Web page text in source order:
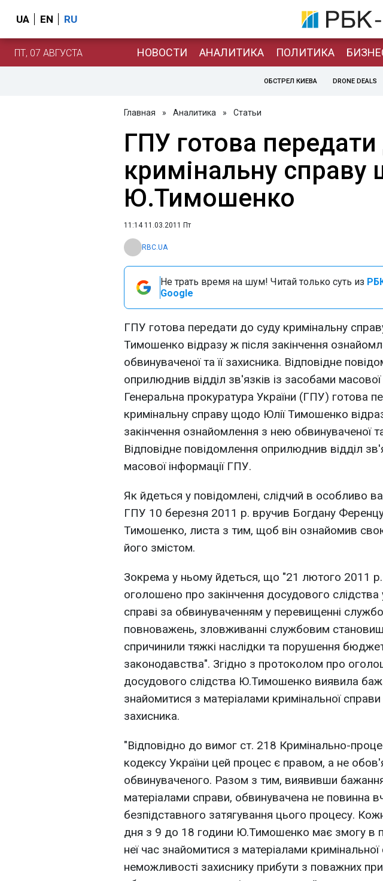
UA EN RU
ПТ, 07 АВГУСТА НОВОСТИ АНАЛИТИКА ПОЛИТИКА
ОБСТРЕЛ КИЕВА DRONE DEALS
Главная » Аналитика » Статьи
ГПУ готова передати
кримінальну справу
Ю.Тимошенко
11:14 11.03.2011 Пт
RBC.UA
Не трать время на шум! Читай только суть из
Google
ГПУ готова передати до суду кримінальну
Тимошенко відразу ж після закінчення
обвинуваченої та її захисника. Відповідне
оприлюднив відділ зв'язків із засобами
Генеральна прокуратура України (ГПУ) готова
кримінальну справу щодо Юлії Тимошенко
закінчення ознайомлення з нею обвинуваченої та
Відповідне повідомлення оприлюднив відділ
масової інформації ГПУ.
Як йдеться у повідомлені, слідчий в особливо
ГПУ 10 березня 2011 р. вручив Богдану
Тимошенко, листа з тим, щоб він ознайомив
його змістом.
Зокрема у ньому йдеться, що "21 лютого 2011
оголошено про закінчення досудового слідства
справі за обвинуваченням у перевищенні
повноважень, зловживанні службовим
спричинили тяжкі наслідки та порушення
законодавства". Згідно з протоколом про
досудового слідства Ю.Тимошенко виявила
знайомитися з матеріалами кримінальної
захисника.
"Відповідно до вимог ст. 218 Кримінально-
кодексу України цей процес є правом, а не
обвинуваченого. Разом з тим, виявивши
матеріалами справи, обвинувачена не повинна
безпідставного затягування цього процесу.
дня з 9 до 18 години Ю.Тимошенко має змогу в
неї час знайомитися з матеріалами кримінальної
неможливості захиснику прибути з поважних